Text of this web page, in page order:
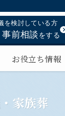
お役立ち情報
を検討している方
前相談をする
家族葬